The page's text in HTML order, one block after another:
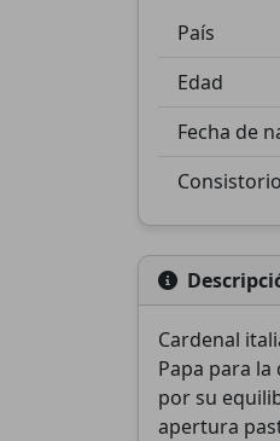
País
Edad
Fecha de
Consistorio
Cardenal
Papa para la
por su
apertura